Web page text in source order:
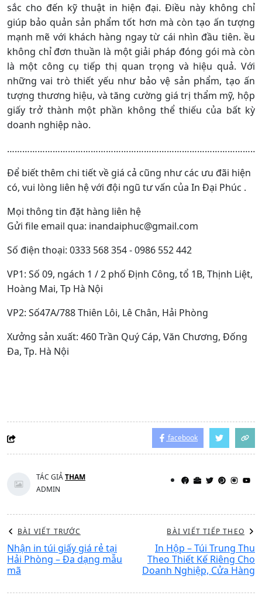
sắc cho đến kỹ thuật in hiện đại. Điều này không chỉ
giúp bảo quản sản phẩm tốt hơn mà còn tạo ấn tượng
mạnh mẽ với khách hàng ngay từ cái nhìn đầu tiên. ều
không chỉ đơn thuần là một giải pháp đóng gói mà còn
là một công cụ tiếp thị quan trọng và hiệu quả. Với
những vai trò thiết yếu như bảo vệ sản phẩm, tạo ấn
tượng thương hiệu, và tăng cường giá trị thẩm mỹ, hộp
giấy trở thành một phần không thể thiếu của bất kỳ
doanh nghiệp nào.
Để biết thêm chi tiết về giá cả cũng như các ưu đãi hiện
có, vui lòng liên hệ với đội ngũ tư vấn của In Đại Phúc .
Mọi thông tin đặt hàng liên hệ
Gửi file email qua: inandaiphuc@gmail.com
Số điện thoại: 0333 568 354 - 0986 552 442
VP1: Số 09, ngách 1 / 2 phố Định Công, tổ 1B, Thịnh Liệt,
Hoàng Mai, Tp Hà Nội
VP2: Số47A/788 Thiên Lôi, Lê Chân, Hải Phòng
Xưởng sản xuất: 460 Trần Quý Cáp, Văn Chương, Đống
Đa, Tp. Hà Nội
facebook
TÁC GIẢTHAM
ADMIN
BÀI VIẾT TRƯỚC
Nhận in túi giấy giá rẻ tại
Hải Phòng – Đa dạng mẫu
mã
BÀI VIẾT TIẾP THEO
In Hộp – Túi Trung Thu
Theo Thiết Kế Riêng Cho
Doanh Nghiệp, Cửa Hàng